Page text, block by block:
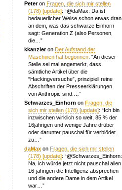
PeteronFragen, die sich mir stellen
(178) [update]: “@daMax: Da ist
bedauerlicher Weise schon etwas dran
an dem, was das schwarze Einhorn
sagt: Generation Z (also Personen,
die… ”
kkanzleronDer Aufstand der
Maschinen hat begonnen: “An dieser
Stelle sei mal angemerkt, dass
sämtliche Artikel über die
“Hackingversuche”, prinzipiell reine
Abschriften der Presseerklärungen
von Anthropic sind.… ”
Schwarzes_Einhorn onFragen, die
sich mir stellen (178) [update]: “Ich bin
inzwischen wirklich so weit, 85 % der
16jährigen und wenige Jahre drüber
oder darunter pauschal für verblödet
zu… ”
daMax onFragen, die sich mir stellen
(178) [update]: “@Schwarzes_Einhorn:
Na, ich würde jetzt nicht pauschal allen
16-jährigen die Intelligenz absprechen
und die andere Dame in dem Artikel
war… ”